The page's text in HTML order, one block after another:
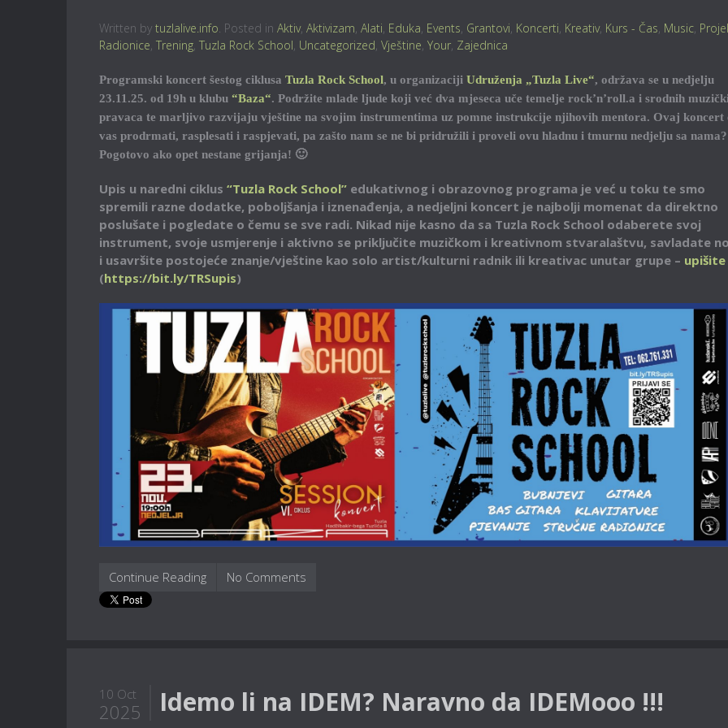
Written by tuzlalive.info. Posted in Aktiv, Aktivizam, Alati, Eduka, Events, Grantovi, Koncerti, Kreativ, Kurs - Čas, Music,
Radionice, Trening, Tuzla Rock School, Uncategorized, Vještine, Your, Zajednica
Programski koncert šestog ciklusa Tuzla Rock School, u organizaciji Udruženja „Tuzla Live“, održava se u nedjelju
23.11.25. od 19h u klubu “Baza“. Podržite mlade ljude koji već dva mjeseca uče temelje rock’n’roll.a i srodnih
pravaca te marljivo razvijaju vještine na svojim instrumentima uz pomne instrukcije njihovih mentora. Ovaj koncert
vas prodrmati, rasplesati i raspjevati, pa zašto nam se ne bi pridružili i proveli ovu hladnu i tmurnu nedjelju sa nama?
Pogotovo ako opet nestane grijanja! 🙂
Upis u naredni ciklus “Tuzla Rock School” edukativnog i obrazovnog programa je već u toku te smo
spremili razne dodatke, poboljšanja i iznenađenja, a nedjeljni koncert je najbolji momenat da direktno
poslušate i pogledate o čemu se sve radi. Nikad nije kasno da sa Tuzla Rock School odaberete svoj
instrument, svoje usmjerenje i aktivno se priključite muzičkom i kreativnom stvaralaštvu, savladate
i usavršite postojeće znanje/vještine kao solo artist/kulturni radnik ili kreativac unutar grupe – upišite
(https://bit.ly/TRSupis)
Continue Reading No Comments
10 Oct
2025 Idemo li na IDEM? Naravno da IDEMooo !!!